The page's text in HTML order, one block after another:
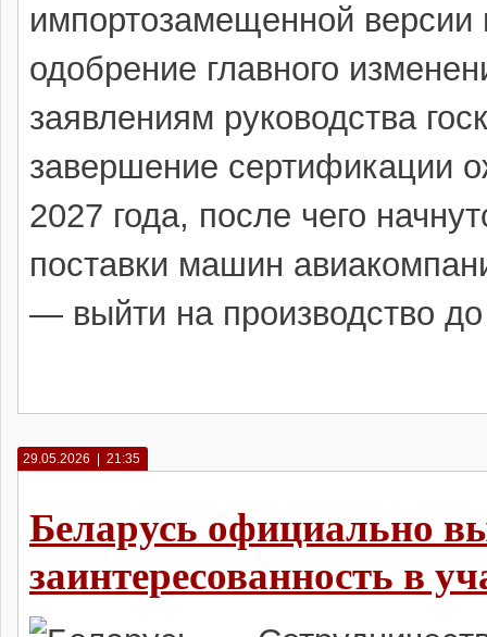
импортозамещенной
одобрение главного
заявлениям руководства
завершение сертификации
2027 года, после чего
поставки машин
— выйти на производство
29.05.2026 | 21:35
Беларусь официально
заинтересованность в